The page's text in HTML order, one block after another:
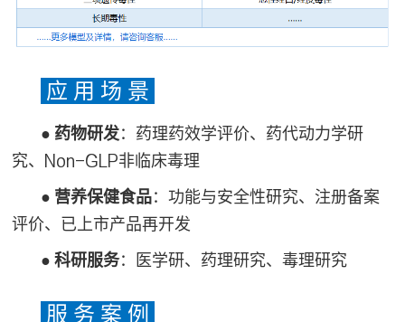
应 用 场 景
● 药物研发：药理药效学评价、药代动力学研
究、Non-GLP非临床毒理
● 营养保健食品：功能与安全性研究、注册备案
评价、已上市产品再开发
● 科研服务：医学研、药理研究、毒理研究
服 务 案 例